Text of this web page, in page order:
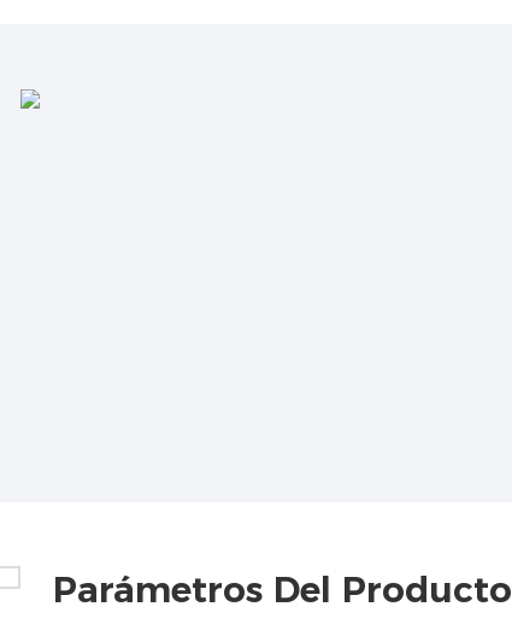
Parámetros Del Producto